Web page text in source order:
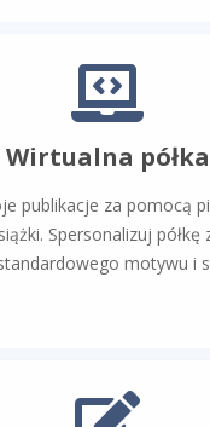
Wirtualna półka
publikacje za pomocą
Spersonalizuj
motywu i